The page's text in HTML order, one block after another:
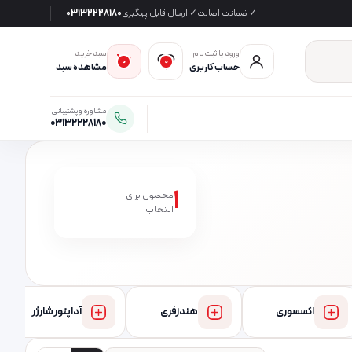
✓ ضمانت اصالت✓ ارسال قابل پیگیری03132228180
ورود یا ثبت‌نام
حساب کاربری 0
0
سبد خرید
مشاهده سبد
مشاوره و پشتیبانی
03132228180
1محصول برای
انتخاب
اکسسوری هندزفری آداپتور شارژر